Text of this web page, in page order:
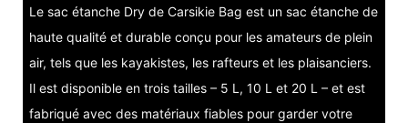
Le sac étanche Dry de Carsikie Bag est un sac étanche de
haute qualité et durable conçu pour les amateurs de plein
air, tels que les kayakistes, les rafteurs et les plaisanciers.
Il est disponible en trois tailles – 5 L, 10 L et 20 L – et est
fabriqué avec des matériaux fiables pour garder votre